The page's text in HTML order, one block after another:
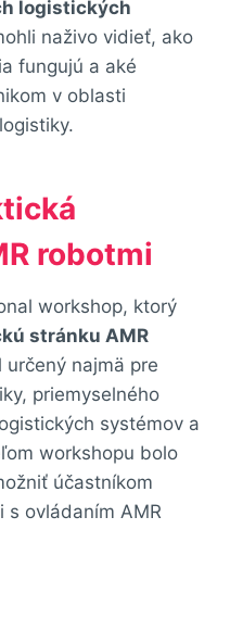
logistických
naživo vidieť, ako
fungujú a aké
v oblasti
robotmi
workshop, ktorý
stránku AMR
určený najmä pre
priemyselného
systémov a
workshopu bolo
účastníkom
s ovládaním AMR